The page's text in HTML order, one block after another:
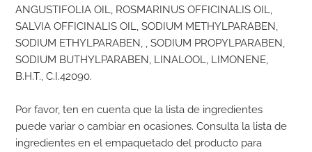
ANGUSTIFOLIA OIL, ROSMARINUS OFFICINALIS OIL,
SALVIA OFFICINALIS OIL, SODIUM METHYLPARABEN,
SODIUM ETHYLPARABEN, , SODIUM PROPYLPARABEN,
SODIUM BUTHYLPARABEN, LINALOOL, LIMONENE,
B.H.T., C.I.42090.
Por favor, ten en cuenta que la lista de ingredientes
puede variar o cambiar en ocasiones. Consulta la lista de
ingredientes en el empaquetado del producto para